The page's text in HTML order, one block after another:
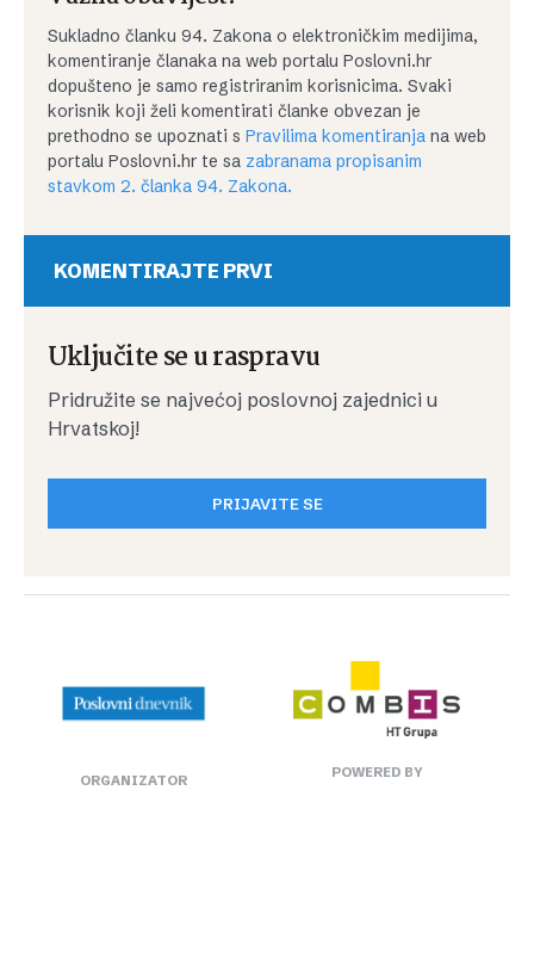
Sukladno članku 94. Zakona o elektroničkim medijima,
komentiranje članaka na web portalu Poslovni.hr
dopušteno je samo registriranim korisnicima. Svaki
korisnik koji želi komentirati članke obvezan je
prethodno se upoznati s Pravilima komentiranja na web
portalu Poslovni.hr te sa zabranama propisanim
stavkom 2. članka 94. Zakona.
KOMENTIRAJTE PRVI
Uključite se u raspravu
Pridružite se najvećoj poslovnoj zajednici u
Hrvatskoj!
PRIJAVITE SE
ORGANIZATOR
POWERED BY